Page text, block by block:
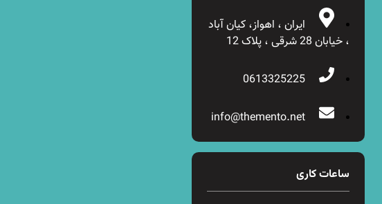
ایران ، اهواز، کیان آباد
، خیابان 28 شرقی ، پلاک 12
0613325225
info@themento.net
ساعات کاری